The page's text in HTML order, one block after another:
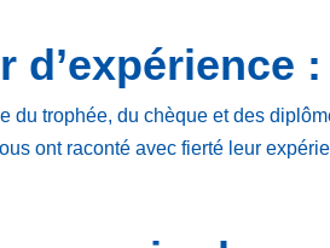
d’expérience
du trophée, du chèque et des
ont raconté avec fierté leur